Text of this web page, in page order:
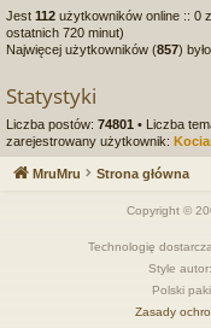
Jest 112 użytkowników online :: 0
ostatnich 720 minut)
Najwięcej użytkowników (857)
Statystyki
Liczba postów: 74801 • Liczba
zarejestrowany użytkownik:
MruMru Strona główna
Copyright ©
Technologię dostarcza
Style autor:
Polski
Zasady